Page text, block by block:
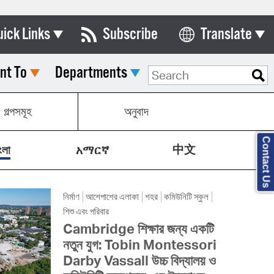
Links
& Commissions
Directory
City Council
List
& Documents
Code
Meeting Portal
Subscribe Translate
Select Language
To Departments
গল্পসমূহ অনুবাদ
አማርኛ 中文
নির্মাণ আশেপাশের এলাকা শহর কমিউনিটি স্কুল
শিশু এবং পরিবার
Cambridge শিক্ষার জন্য একটি
নতুন যুগ: Tobin Montessori
Darby Vassall উচ্চ বিদ্যালয় ও
Contact Us